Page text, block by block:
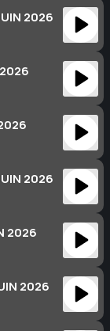
2026
2026
2026
2026